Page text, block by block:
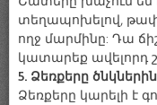
տեղապոխելով,
ողջ մարմինը: Դա
կատարեք ավելորդ
5. Ձեռքերը ծնկներին
Ձեռքերը կարելի է